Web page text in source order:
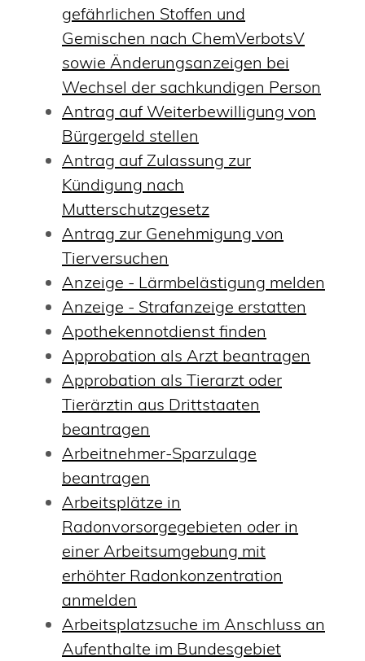
gefährlichen Stoffen und
Gemischen nach ChemVerbotsV
sowie Änderungsanzeigen bei
Wechsel der sachkundigen Person
Antrag auf Weiterbewilligung von
Bürgergeld stellen
Antrag auf Zulassung zur
Kündigung nach
Mutterschutzgesetz
Antrag zur Genehmigung von
Tierversuchen
Anzeige - Lärmbelästigung melden
Anzeige - Strafanzeige erstatten
Apothekennotdienst finden
Approbation als Arzt beantragen
Approbation als Tierarzt oder
Tierärztin aus Drittstaaten
beantragen
Arbeitnehmer-Sparzulage
beantragen
Arbeitsplätze in
Radonvorsorgegebieten oder in
einer Arbeitsumgebung mit
erhöhter Radonkonzentration
anmelden
Arbeitsplatzsuche im Anschluss an
Aufenthalte im Bundesgebiet